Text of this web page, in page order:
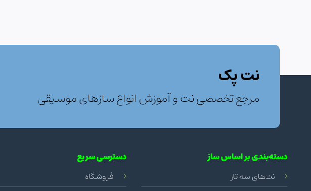
نت پک
مرجع تخصصی نت و آموزش انواع سازهای موسیقی
دسته‌بندی بر اساس ساز
نت‌های سه تار
دسترسی سریع
فروشگاه